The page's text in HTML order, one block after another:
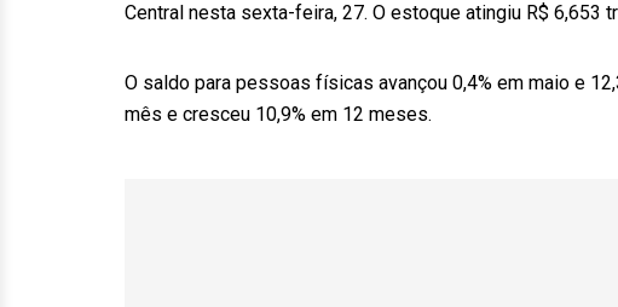
Central nesta sexta-feira, 27. O estoque atingiu R$ 6,653
O saldo para pessoas físicas avançou 0,4% em maio e
mês e cresceu 10,9% em 12 meses.